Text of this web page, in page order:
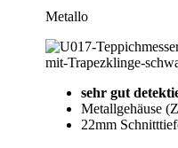
Metallo
sehr gut
Metallgehäuse
22mm